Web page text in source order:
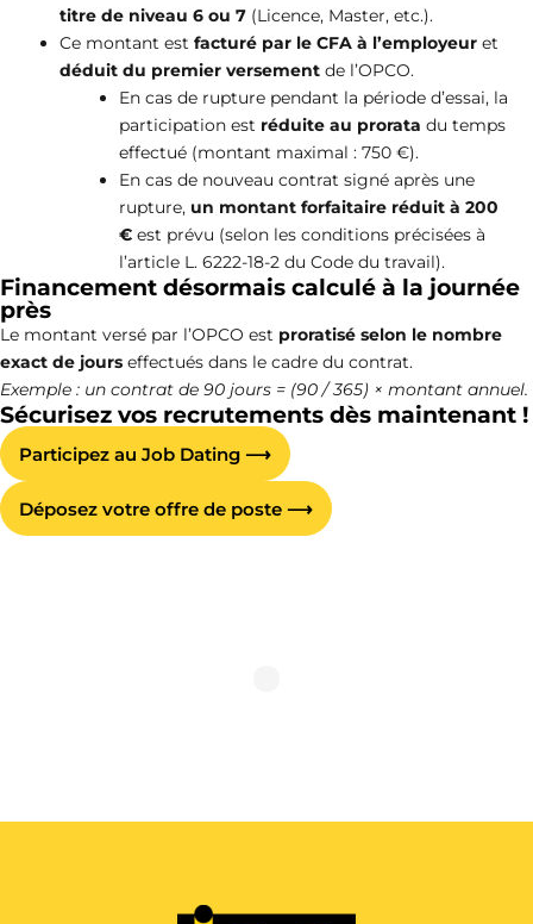
titre de niveau 6 ou 7 (Licence, Master, etc.).
Ce montant est facturé par le CFA à l’employeur et
déduit du premier versement de l’OPCO.
En cas de rupture pendant la période d’essai, la
participation est réduite au prorata du temps
effectué (montant maximal : 750 €).
En cas de nouveau contrat signé après une
rupture, un montant forfaitaire réduit à 200
€ est prévu (selon les conditions précisées à
l’article L. 6222-18-2 du Code du travail).
Financement désormais calculé à la journée
près
Le montant versé par l’OPCO est proratisé selon le nombre
exact de jours effectués dans le cadre du contrat.
Exemple : un contrat de 90 jours = (90 / 365) × montant annuel.
Sécurisez vos recrutements dès maintenant !
Participez au Job Dating ⟶
Déposez votre offre de poste ⟶